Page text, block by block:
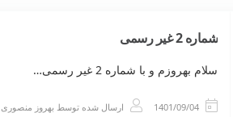
شماره 2 غیر رسمی
سلام بهروزم و با شماره 2 غیر رسمی…
1401/09/04 ارسال شده توسط بهروز منصوری